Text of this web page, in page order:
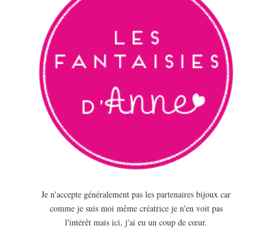
Je n'accepte généralement pas les partenaires bijoux car
comme je suis moi même créatrice je n'en voit pas
l'intérêt mais ici, j'ai eu un coup de cœur.